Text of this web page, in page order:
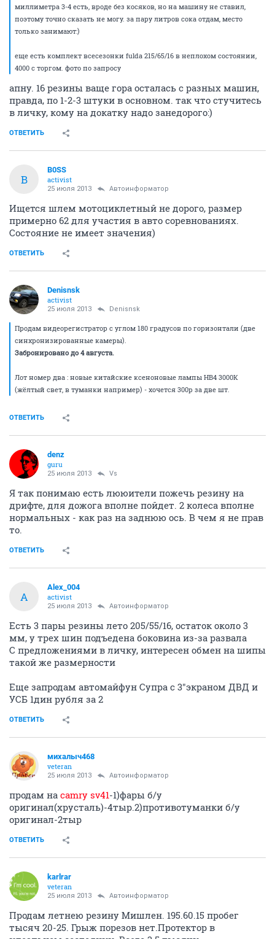
миллиметра 3-4 есть, вроде без косяков, но на машину не ставил,
поэтому точно сказать не могу. за пару литров сока отдам, место
только занимают:)
еще есть комплект всесезонки fulda 215/65/16 в неплохом состоянии,
4000 с торгом. фото по запросу
апну. 16 резины ваще гора осталась с разных машин,
правда, по 1-2-3 штуки в основном. так что стучитесь
в личку, кому на докатку надо занедорого:)
ОТВЕТИТЬ
B
B0SS
activist
25 июля 2013 Автоинформатор
Ищется шлем мотоциклетный не дорого, размер
примерно 62 для участия в авто соревнованиях.
Состояние не имеет значения)
ОТВЕТИТЬ
Denisnsk
activist
25 июля 2013 Denisnsk
Продам видеорегистратор с углом 180 градусов по горизонтали (две
синхронизированные камеры).
Забронировано до 4 августа.
Лот номер два : новые китайские ксеноновые лампы НВ4 3000К
(жёлтый свет, в туманки например) - хочется 300р за две шт.
ОТВЕТИТЬ
denz
guru
25 июля 2013 Vs
Я так понимаю есть лююители пожечь резину на
дрифте, для дожога вполне пойдет. 2 колеса вполне
нормальных - как раз на заднюю ось. В чем я не прав
то.
ОТВЕТИТЬ
A
Alex_004
activist
25 июля 2013 Автоинформатор
Есть 3 пары резины лето 205/55/16, остаток около 3
мм, у трех шин подъедена боковина из-за развала
С предложениями в личку, интересен обмен на шипы
такой же размерности
Еще запродам автомайфун Супра с 3"экраном ДВД и
УСБ 1дин рубля за 2
ОТВЕТИТЬ
михалыч468
veteran
25 июля 2013 Автоинформатор
продам на camry sv41-1)фары б/у
оригинал(хрусталь)-4тыр.2)противотуманки б/у
оригинал-2тыр
ОТВЕТИТЬ
karlrar
veteran
25 июля 2013 Автоинформатор
Продам летнею резину Мишлен. 195.60.15 пробег
тысяч 20-25. Грыж порезов нет.Протектор в